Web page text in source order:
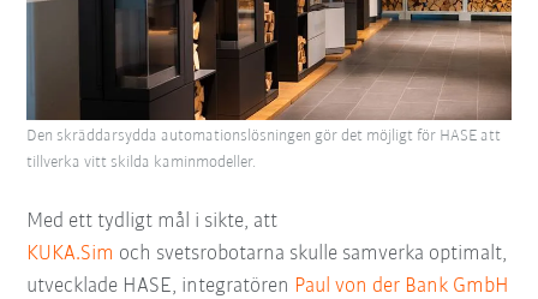
Med ett tydligt mål i sikte, att
KUKA.Sim och svetsrobotarna skulle samverka optimalt,
utvecklade HASE, integratören Paul von der Bank GmbH
Den skräddarsydda automationslösningen gör det möjligt för HASE att
tillverka vitt skilda kaminmodeller.